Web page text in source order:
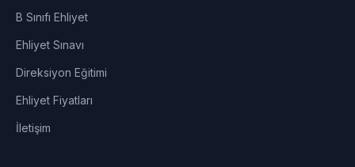
B Sınıfı Ehliyet
Ehliyet Sınavı
Direksiyon Eğitimi
Ehliyet Fiyatları
İletişim